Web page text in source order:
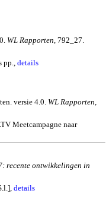
WL Rapporten , 792_27.
details
versie 4.0. WL Rapporten
Meetcampagne naar
recente ontwikkelingen in
.], details